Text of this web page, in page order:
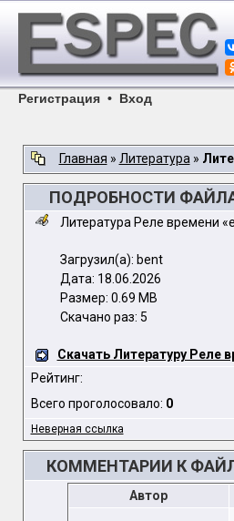
Регистрация • Вход
Главная » Литература »
ПОДРОБНОСТИ ФАЙЛА
Литература Реле времени
Загрузил(а): bent
Дата: 18.06.2026
Размер: 0.69 MB
Скачано раз: 5
Скачать Литературу Реле
Рейтинг:
Всего проголосовало: 0
Неверная ссылка
КОММЕНТАРИИ К
Автор